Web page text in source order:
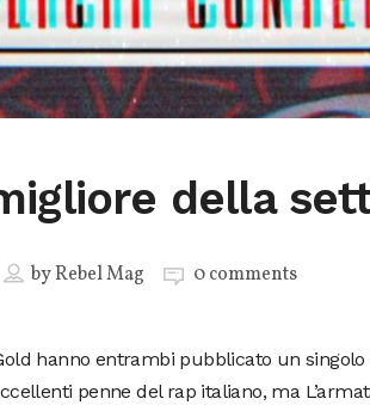
della
byRebel Mag 0 comments
hanno entrambi pubblicato un singolo
penne del rap italiano, ma